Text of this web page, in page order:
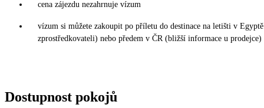
cena zájezdu nezahrnuje vízum
vízum si můžete zakoupit po příletu do destinace na letišti v
zprostředkovateli) nebo předem v ČR (bližší informace u prodejce)
Dostupnost pokojů